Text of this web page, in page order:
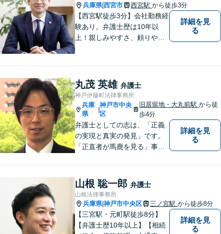
兵庫県|西宮市 西宮駅 から徒歩3分
【西宮駅徒歩3分】会社勤務経
験あり。弁護士歴は10年以
上！親しみやすさ、頼りやす
面談無料】
詳細を見
る
丸茂 英雄 弁護士
神戸伊藤町法律事務所
兵庫
県
|
神戸市中央
区
旧居留地・大丸前駅から徒
歩4分
弁護士としての志は、「正義
の実現と真実の発見」です。
「正直者が馬鹿を見る」事は
う信念に基づき、状況を冷静
に分析し、情熱を持って事件
に取り組みます。
詳細を見
る
山根 聡一郎 弁護士
山根法律事務所
兵庫県|神戸市中央区 三ノ宮駅 から徒歩8分
【三宮駅・元町駅徒歩8分】
【弁護士歴10年以上】【相続
詳細を見
る